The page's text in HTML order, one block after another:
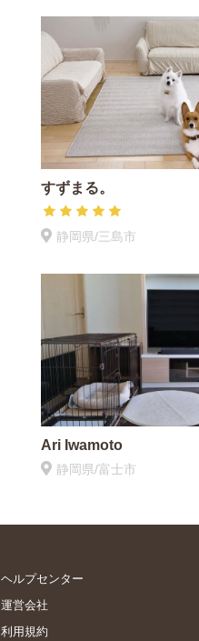
すずまる。
静岡県/三島市
Ari Iwamoto
静岡県/富士市
ヘルプセンター
運営会社
利用規約